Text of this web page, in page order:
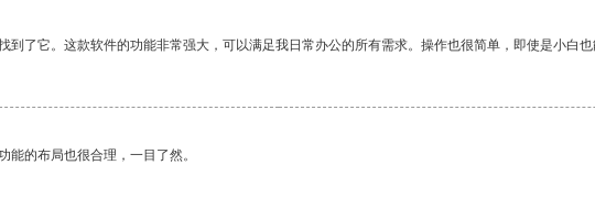
了它。这款软件的功能非常强大，可以满足我日常办公的所有需求。操作也很简单，即使是小白也
的布局也很合理，一目了然。